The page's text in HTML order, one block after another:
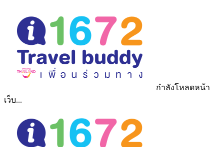
กำลังโหลดหน้า
เว็บ...